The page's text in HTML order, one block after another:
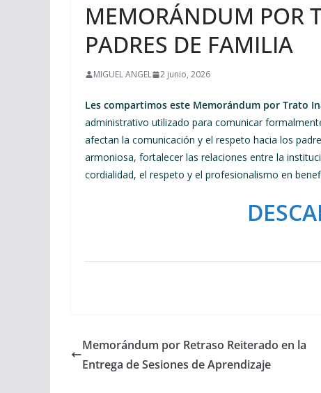
MEMORÁNDUM POR
PADRES DE FAMILIA
MIGUEL ANGEL 2 junio, 2026
Les compartimos este Memorándum por Trato
administrativo utilizado para comunicar
afectan la comunicación y el respeto hacia los
armoniosa, fortalecer las relaciones entre la
cordialidad, el respeto y el profesionalismo en
Memorándum por Retraso Reiterado en la
Entrega de Sesiones de Aprendizaje